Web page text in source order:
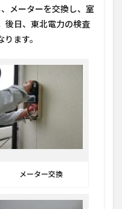
メーターを交換し、室
後日、東北電力の検査
ます。
メーター交換